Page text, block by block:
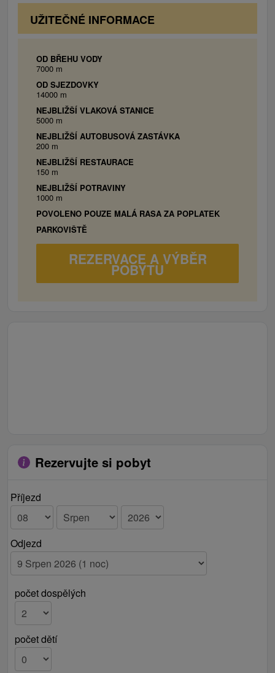
kávovar, WiFi.
UŽITEČNÉ INFORMACE
OD BŘEHU VODY
7000 m
OD SJEZDOVKY
14000 m
NEJBLIŽŠÍ VLAKOVÁ STANICE
5000 m
NEJBLIŽŠÍ AUTOBUSOVÁ ZASTÁVKA
200 m
NEJBLIŽŠÍ RESTAURACE
150 m
NEJBLIŽŠÍ POTRAVINY
1000 m
POVOLENO POUZE MALÁ RASA ZA POPLATEK
PARKOVIŠTĚ
REZERVACE A VÝBĚR
POBYTU
Rezervujte si pobyt
Příjezd
Odjezd
počet dospělých
počet dětí